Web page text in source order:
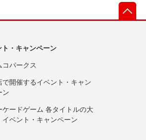
ト・キャンペーン
コパークス
で開催するイベント・キャン
ン
ケードゲーム 各タイトルの大
イベント・キャンペーン